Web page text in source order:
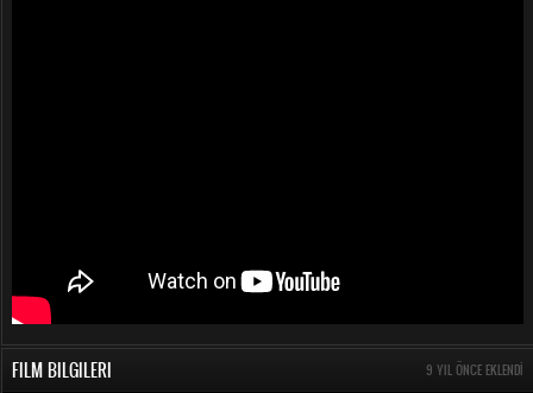
FILM BILGILERI 9 YIL ÖNCE EKLENDI